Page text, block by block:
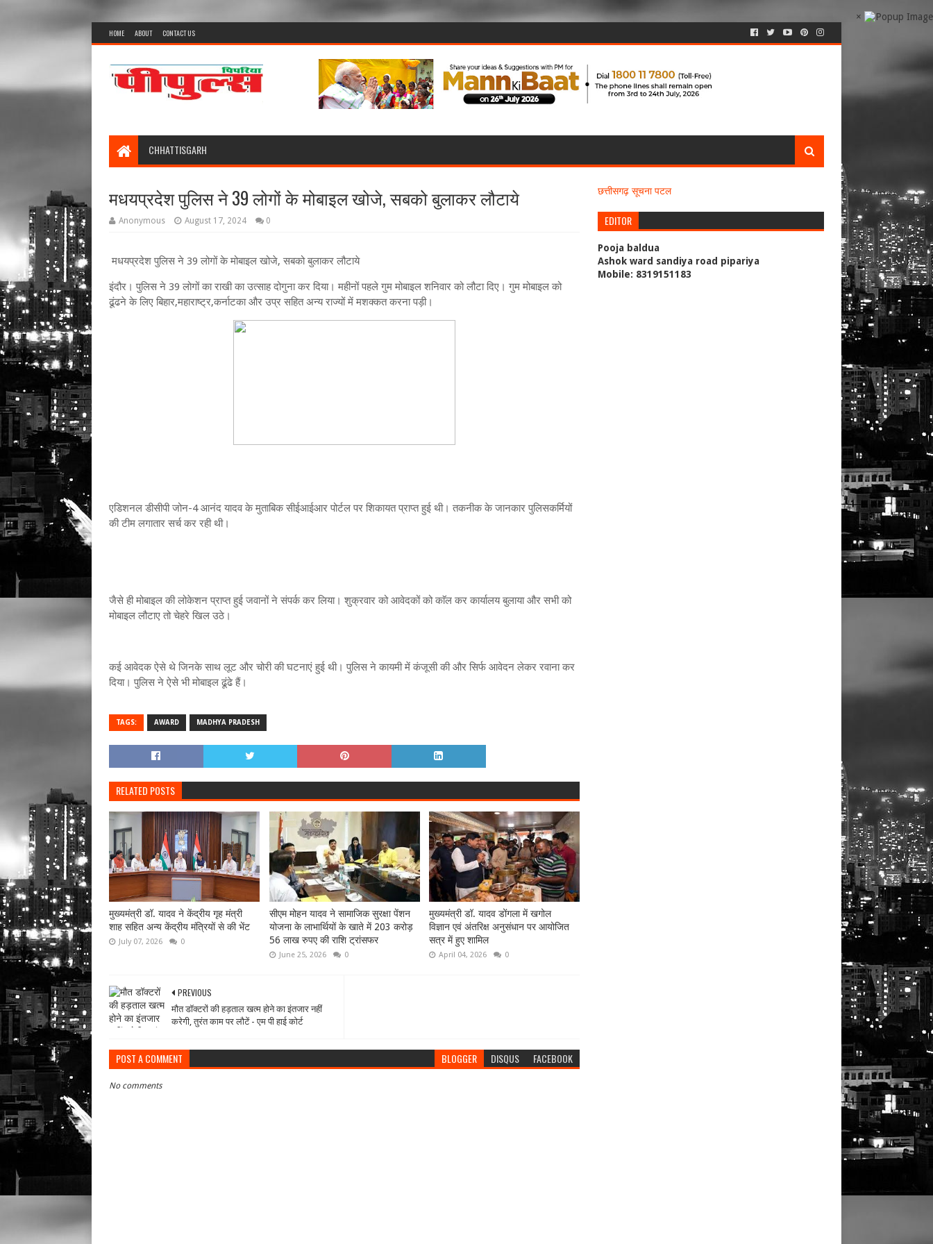
×
HOME ABOUT CONTACT US
CHHATTISGARH
मधयप्रदेश पुलिस ने 39 लोगों के मोबाइल खोजे, सबको बुलाकर लौटाये
Anonymous August 17, 2024 0
मधयप्रदेश पुलिस ने 39 लोगों के मोबाइल खोजे, सबको बुलाकर लौटाये
इंदौर। पुलिस ने 39 लोगों का राखी का उत्साह दोगुना कर दिया। महीनों पहले गुम मोबाइल शनिवार को लौटा दिए। गुम मोबाइल को
ढूंढने के लिए बिहार,महाराष्ट्र,कर्नाटका और उप्र सहित अन्य राज्यों में मशक्कत करना पड़ी।
एडिशनल डीसीपी जोन-4 आनंद यादव के मुताबिक सीईआईआर पोर्टल पर शिकायत प्राप्त हुई थी। तकनीक के जानकार पुलिसकर्मियों
की टीम लगातार सर्च कर रही थी।
जैसे ही मोबाइल की लोकेशन प्राप्त हुई जवानों ने संपर्क कर लिया। शुक्रवार को आवेदकों को काॅल कर कार्यालय बुलाया और सभी को
मोबाइल लौटाए तो चेहरे खिल उठे।
कई आवेदक ऐसे थे जिनके साथ लूट और चोरी की घटनाएं हुई थी। पुलिस ने कायमी में कंजूसी की और सिर्फ आवेदन लेकर रवाना कर
दिया। पुलिस ने ऐसे भी मोबाइल ढूंढे हैं।
TAGS: AWARD MADHYA PRADESH
RELATED POSTS
मुख्यमंत्री डॉ. यादव ने केंद्रीय गृह मंत्री
शाह सहित अन्य केंद्रीय मंत्रियों से की भेंट
July 07, 2026 0
सीएम मोहन यादव ने सामाजिक सुरक्षा पेंशन
योजना के लाभार्थियों के खाते में 203 करोड़
56 लाख रुपए की राशि ट्रांसफर
June 25, 2026 0
मुख्यमंत्री डॉ. यादव डोंगला में खगोल
विज्ञान एवं अंतरिक्ष अनुसंधान पर आयोजित
सत्र में हुए शामिल
April 04, 2026 0
PREVIOUS
मौत डॉक्टरों की हड़ताल खत्म होने का इंतजार नहीं
करेगी, तुरंत काम पर लौटें - एम पी हाई कोर्ट
POST A COMMENT BLOGGER DISQUS FACEBOOK
No comments
छत्तीसगढ़ सूचना पटल
EDITOR
Pooja baldua
Ashok ward sandiya road pipariya
Mobile: 8319151183